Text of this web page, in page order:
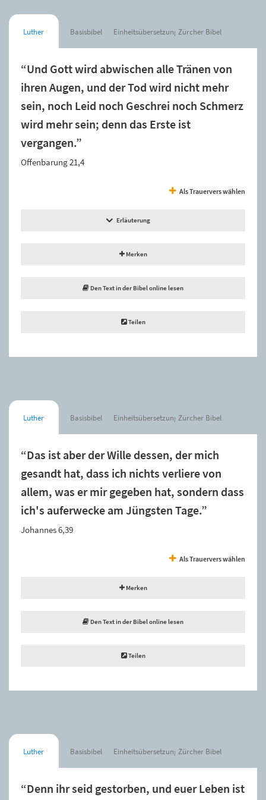
Luther Basisbibel Einheitsübersetzung Zürcher Bibel
“Und Gott wird abwischen alle Tränen von
ihren Augen, und der Tod wird nicht mehr
sein, noch Leid noch Geschrei noch Schmerz
wird mehr sein; denn das Erste ist
vergangen.”
Offenbarung 21,4
Als Trauervers wählen
Erläuterung
Merken
Den Text in der Bibel online lesen
Teilen
Luther Basisbibel Einheitsübersetzung Zürcher Bibel
“Das ist aber der Wille dessen, der mich
gesandt hat, dass ich nichts verliere von
allem, was er mir gegeben hat, sondern dass
ich's auferwecke am Jüngsten Tage.”
Johannes 6,39
Als Trauervers wählen
Merken
Den Text in der Bibel online lesen
Teilen
Luther Basisbibel Einheitsübersetzung Zürcher Bibel
“Denn ihr seid gestorben, und euer Leben ist